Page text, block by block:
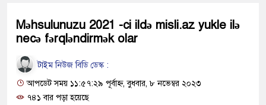
Məhsulunuzu 2021 -ci ildə misli.az yukle ilə
necə fərqləndirmək olar
টাইম নিউজ বিডি ডেস্ক :
আপডেট সময় ১১:৫৭:২৯ পূর্বাহ্ন, বুধবার, ৮ নভেম্বর ২০২৩
৭৪১ বার পড়া হয়েছে